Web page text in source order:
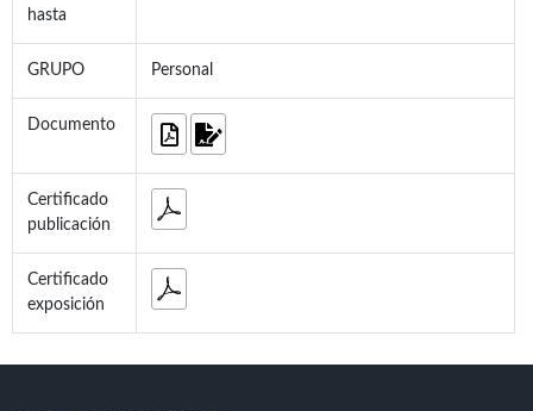
hasta
GRUPO Personal
Documento
Certificado
publicación
Certificado
exposición